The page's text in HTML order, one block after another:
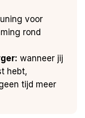
voor
rond
wanneer jij
hebt,
tijd meer